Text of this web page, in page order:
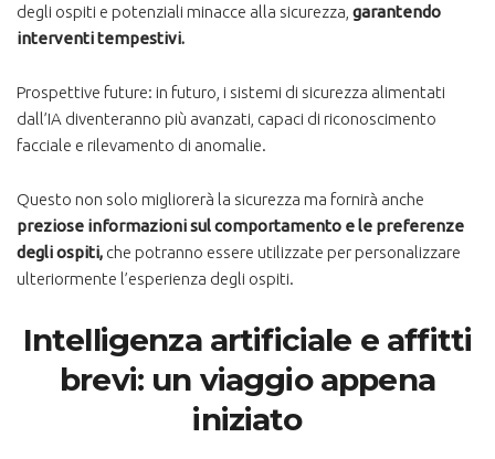
degli ospiti e potenziali minacce alla sicurezza, garantendo
interventi tempestivi.
Prospettive future: in futuro, i sistemi di sicurezza alimentati
dall’IA diventeranno più avanzati, capaci di riconoscimento
facciale e rilevamento di anomalie.
Questo non solo migliorerà la sicurezza ma fornirà anche
preziose informazioni sul comportamento e le preferenze
degli ospiti, che potranno essere utilizzate per personalizzare
ulteriormente l’esperienza degli ospiti.
Intelligenza artificiale e affitti
brevi: un viaggio appena
iniziato